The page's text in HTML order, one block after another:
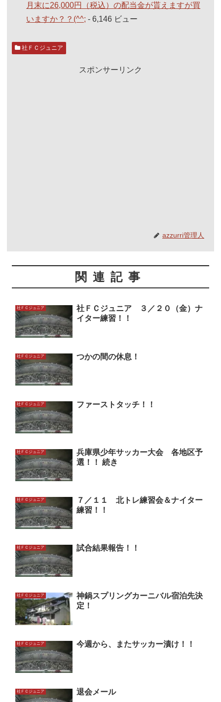
月末に26,000円（税込）の配当金が貰えますが買
いますか？？(^^; - 6,146 ビュー
社ＦＣジュニア
スポンサーリンク
azzurri管理人
関連記事
社ＦＣジュニア
社ＦＣジュニア ３／２０（金）ナ
イター練習！！
社ＦＣジュニア つかの間の休息！
社ＦＣジュニア ファーストタッチ！！
社ＦＣジュニア
兵庫県少年サッカー大会 各地区予
選！！ 続き
社ＦＣジュニア
７／１１ 北トレ練習会＆ナイター
練習！！
社ＦＣジュニア 試合結果報告！！
社ＦＣジュニア
神鍋スプリングカーニバル宿泊先決
定！
社ＦＣジュニア 今週から、またサッカー漬け！！
社ＦＣジュニア 退会メール